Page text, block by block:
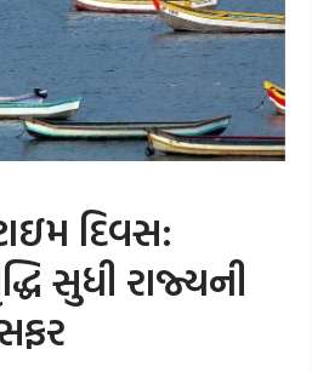
દિવસ:
સુધી રાજ્યની